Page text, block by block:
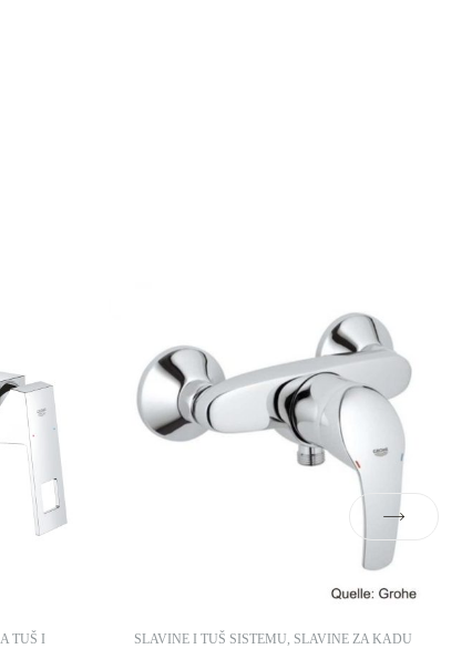
TUŠ I
SLAVINE I TUŠ SISTEMU, SLAVINE ZA KADU